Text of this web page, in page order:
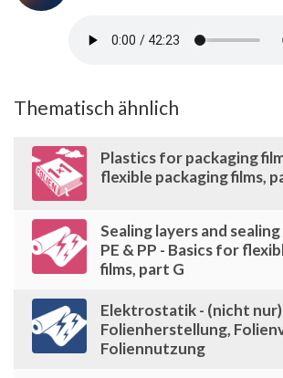
Thematisch ähnlich
Plastics for packaging
flexible packaging films,
Sealing layers and
PE & PP - Basics for
films, part G
Elektrostatik - (nicht
Folienherstellung,
Foliennutzung